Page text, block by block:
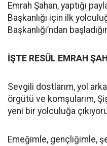
Emrah Şahan, yaptığı
Başkanlığı için ilk
Başkanlığı’ndan
İŞTE RESÜL EMRAH
Sevgili dostlarım, yol
örgütü ve komşularım,
yeni bir yolculuğa
Emeğimle, gençliğimle,